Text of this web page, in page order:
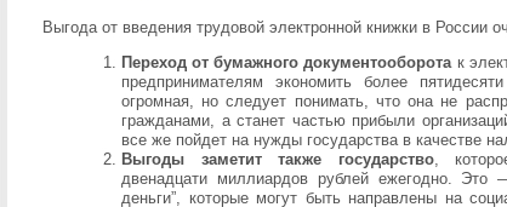
Выгода от введения трудовой электронной книжки в России
Переход от бумажного документооборотак
предпринимателям экономить более
огромная, но следует понимать, что она не
гражданами, а станет частью прибыли
все же пойдет на нужды государства в качестве
Выгоды заметит также государство,
двенадцати миллиардов рублей ежегодно. Это
деньги”, которые могут быть направлены на